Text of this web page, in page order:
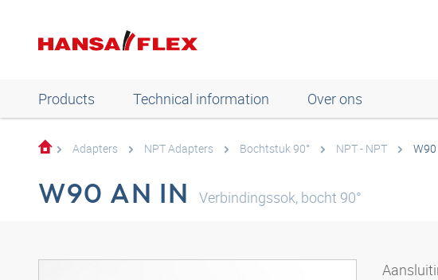
Products Technical information Over ons
Adapters NPT Adapters Bochtstuk 90° NPT - NPT
W90 AN IN Verbindingssok, bocht 90°